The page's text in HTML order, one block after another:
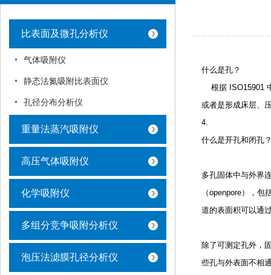
比表面及微孔分析仪
气体吸附仪
静态法氮吸附比表面仪
孔径分布分析仪
重量法蒸汽吸附仪
高压气体吸附仪
化学吸附仪
多组分竞争吸附分析仪
泡压法滤膜孔径分析仪
什么是孔？
    根据
或者是形成床层、
4.
什么是开孔和闭孔
多孔固体中与外界
（openpore），
道的表面积可以通
除了可测定孔外，
些孔与外表面不相